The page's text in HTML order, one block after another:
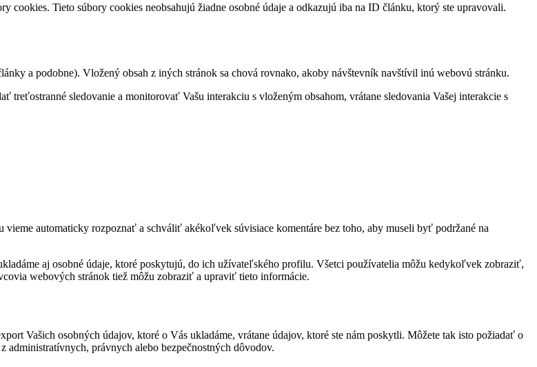
cookies. Tieto súbory cookies neobsahujú žiadne osobné údaje a odkazujú iba na ID článku, ktorý ste upravovali.
a podobne). Vložený obsah z iných stránok sa chová rovnako, akoby návštevník navštívil inú webovú stránku.
sledovanie a monitorovať Vašu interakciu s vloženým obsahom, vrátane sledovania Vašej interakcie s
automaticky rozpoznať a schváliť akékoľvek súvisiace komentáre bez toho, aby museli byť podržané na
aj osobné údaje, ktoré poskytujú, do ich užívateľského profilu. Všetci používatelia môžu kedykoľvek zobraziť,
webových stránok tiež môžu zobraziť a upraviť tieto informácie.
Vašich osobných údajov, ktoré o Vás ukladáme, vrátane údajov, ktoré ste nám poskytli. Môžete tak isto požiadať o
administratívnych, právnych alebo bezpečnostných dôvodov.